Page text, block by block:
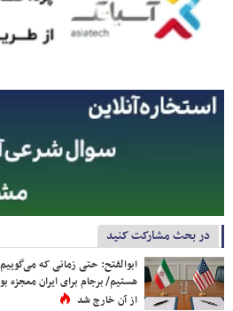
در بحث مشارکت کنید
ابوالفتح: حتی زمانی که
هستیم/ برجام برای ایران معجزه
از آن خارج شد